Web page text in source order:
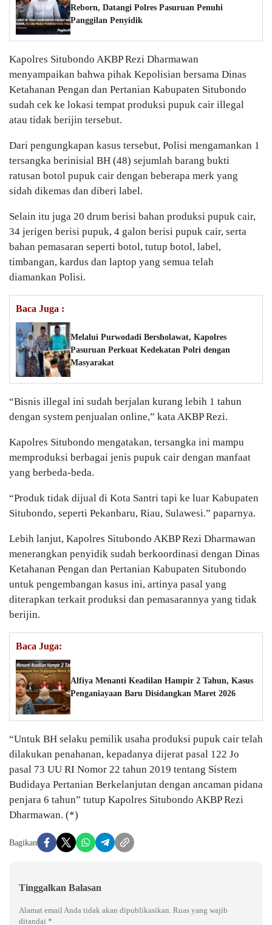
Reborn, Datangi Polres Pasuruan Penuhi
Panggilan Penyidik
Kapolres Situbondo AKBP Rezi Dharmawan
menyampaikan bahwa pihak Kepolisian bersama Dinas
Ketahanan Pengan dan Pertanian Kabupaten Situbondo
sudah cek ke lokasi tempat produksi pupuk cair illegal
atau tidak berijin tersebut.
Dari pengungkapan kasus tersebut, Polisi mengamankan 1
tersangka berinisial BH (48) sejumlah barang bukti
ratusan botol pupuk cair dengan beberapa merk yang
sidah dikemas dan diberi label.
Selain itu juga 20 drum berisi bahan produksi pupuk cair,
34 jerigen berisi pupuk, 4 galon berisi pupuk cair, serta
bahan pemasaran seperti botol, tutup botol, label,
timbangan, kardus dan laptop yang semua telah
diamankan Polisi.
Baca Juga :
Melalui Purwodadi Bersholawat, Kapolres
Pasuruan Perkuat Kedekatan Polri dengan
Masyarakat
“Bisnis illegal ini sudah berjalan kurang lebih 1 tahun
dengan system penjualan online,” kata AKBP Rezi.
Kapolres Situbondo mengatakan, tersangka ini mampu
memproduksi berbagai jenis pupuk cair dengan manfaat
yang berbeda-beda.
“Produk tidak dijual di Kota Santri tapi ke luar Kabupaten
Situbondo, seperti Pekanbaru, Riau, Sulawesi.” paparnya.
Lebih lanjut, Kapolres Situbondo AKBP Rezi Dharmawan
menerangkan penyidik sudah berkoordinasi dengan Dinas
Ketahanan Pengan dan Pertanian Kabupaten Situbondo
untuk pengembangan kasus ini, artinya pasal yang
diterapkan terkait produksi dan pemasarannya yang tidak
berijin.
Baca Juga:
Alfiya Menanti Keadilan Hampir 2 Tahun, Kasus
Penganiayaan Baru Disidangkan Maret 2026
“Untuk BH selaku pemilik usaha produksi pupuk cair telah
dilakukan penahanan, kepadanya dijerat pasal 122 Jo
pasal 73 UU RI Nomor 22 tahun 2019 tentang Sistem
Budidaya Pertanian Berkelanjutan dengan ancaman pidana
penjara 6 tahun” tutup Kapolres Situbondo AKBP Rezi
Dharmawan. (*)
Bagikan
Tinggalkan Balasan
Alamat email Anda tidak akan dipublikasikan. Ruas yang wajib
ditandai *